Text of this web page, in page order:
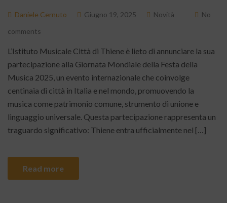
Daniele Cernuto Giugno 19, 2025 Novità
No
comments
L’Istituto Musicale Città di Thiene è lieto di annunciare la sua
partecipazione alla Giornata Mondiale della Festa della
Musica 2025, un evento internazionale che coinvolge
centinaia di città in Italia e nel mondo, promuovendo la
musica come patrimonio comune, strumento di unione e
linguaggio universale. Questa partecipazione rappresenta un
traguardo significativo: Thiene entra ufficialmente nel […]
Read more